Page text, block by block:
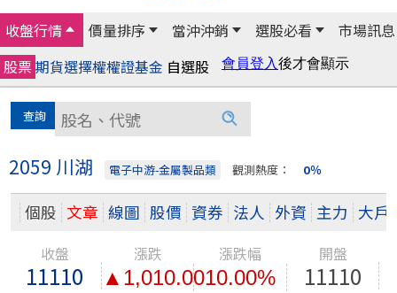
收盤行情 價量排序 當沖沖銷 選股必看
市場訊息
股票期貨選擇權權證基金 自選股
2059 川湖 電子中游-金屬製品類 觀測熱度： 0％
個股 文章 線圖 股價 資券 法人 外資 主力 大戶
收盤 漲跌 漲跌幅 開盤
11110 ▲1,010.0010.00% 11110